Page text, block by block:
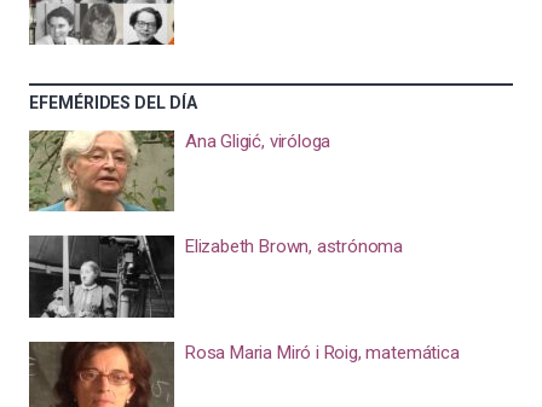
EFEMÉRIDES DEL DÍA
Ana Gligić, viróloga
Elizabeth Brown, astrónoma
Rosa Maria Miró i Roig, matemática